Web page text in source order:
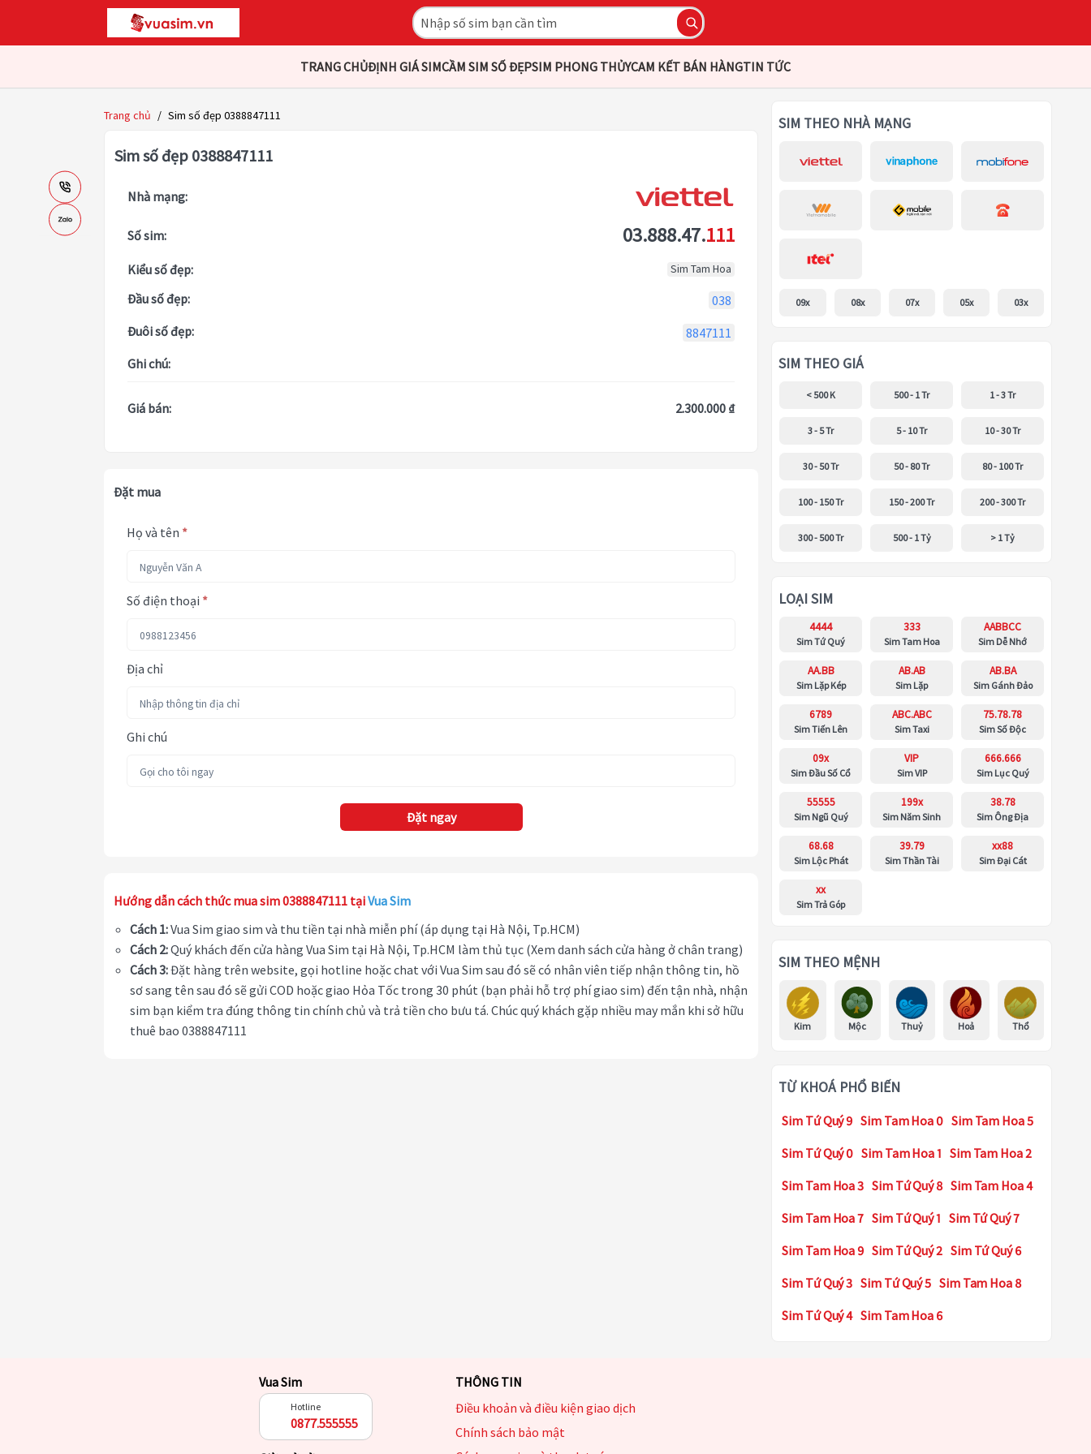
TRANG CHỦĐỊNH GIÁ SIMCẦM SIM SỐ ĐẸPSIM PHONG THỦYCAM KẾT BÁN HÀNGTIN TỨC
Trang chủ / Sim số đẹp 0388847111
Sim số đẹp 0388847111
Nhà mạng:
Số sim: 03.888.47.111
Kiểu số đẹp: Sim Tam Hoa
Đầu số đẹp:
038
Đuôi số đẹp:
8847111
Ghi chú:
Giá bán: 2.300.000 ₫
Đặt mua
Họ và tên *
Số điện thoại *
Địa chỉ
Ghi chú
Đặt ngay
Hướng dẫn cách thức mua sim 0388847111 tạiVua Sim
Cách 1:Vua Sim giao sim và thu tiền tại nhà miễn phí (áp dụng tại Hà Nội, Tp.HCM)
Cách 2:Quý khách đến cửa hàng Vua Sim tại Hà Nội, Tp.HCM làm thủ tục (Xem danh sách cửa hàng ở chân trang)
Cách 3:Đặt hàng trên website, gọi hotline hoặc chat với Vua Sim sau đó sẽ có nhân viên tiếp nhận thông tin, hồ
sơ sang tên sau đó sẽ gửi COD hoặc giao Hỏa Tốc trong 30 phút (bạn phải hỗ trợ phí giao sim) đến tận nhà, nhận
sim bạn kiểm tra đúng thông tin chính chủ và trả tiền cho bưu tá. Chúc quý khách gặp nhiều may mắn khi sở hữu
thuê bao 0388847111
SIM THEO NHÀ MẠNG
09x 08x 07x 05x 03x
SIM THEO GIÁ
< 500 K 500 - 1 Tr 1 - 3 Tr
3 - 5 Tr 5 - 10 Tr 10 - 30 Tr
30 - 50 Tr 50 - 80 Tr 80 - 100 Tr
100 - 150 Tr 150 - 200 Tr 200 - 300 Tr
300 - 500 Tr 500 - 1 Tỷ > 1 Tỷ
LOẠI SIM
4444
Sim Tứ Quý
333
Sim Tam Hoa
AABBCC
Sim Dễ Nhớ
AA.BB
Sim Lặp Kép
AB.AB
Sim Lặp
AB.BA
Sim Gánh Đảo
6789
Sim Tiến Lên
ABC.ABC
Sim Taxi
75.78.78
Sim Số Độc
09x
Sim Đầu Số Cổ
VIP
Sim VIP
666.666
Sim Lục Quý
55555
Sim Ngũ Quý
199x
Sim Năm Sinh
38.78
Sim Ông Địa
68.68
Sim Lộc Phát
39.79
Sim Thần Tài
xx88
Sim Đại Cát
xx
Sim Trả Góp
SIM THEO MỆNH
Kim Mộc Thuỷ Hoả Thổ
TỪ KHOÁ PHỔ BIẾN
Sim Tứ Quý 9 Sim Tam Hoa 0 Sim Tam Hoa 5
Sim Tứ Quý 0 Sim Tam Hoa 1 Sim Tam Hoa 2
Sim Tam Hoa 3 Sim Tứ Quý 8 Sim Tam Hoa 4
Sim Tam Hoa 7 Sim Tứ Quý 1 Sim Tứ Quý 7
Sim Tam Hoa 9 Sim Tứ Quý 2 Sim Tứ Quý 6
Sim Tứ Quý 3 Sim Tứ Quý 5 Sim Tam Hoa 8
Sim Tứ Quý 4 Sim Tam Hoa 6
Vua Sim
Hotline
0877.555555
THÔNG TIN
Điều khoản và điều kiện giao dịch
Chính sách bảo mật